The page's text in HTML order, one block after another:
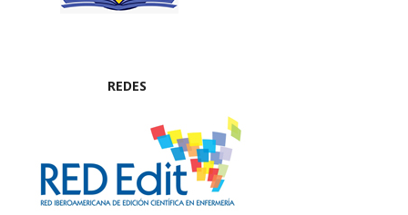
REDES